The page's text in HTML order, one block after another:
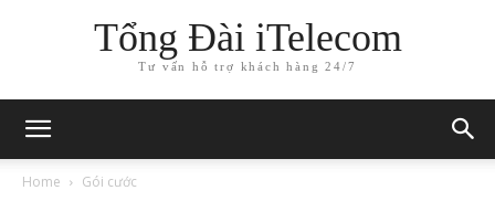
Tổng Đài iTelecom
Tư vấn hỗ trợ khách hàng 24/7
Home Gói cước